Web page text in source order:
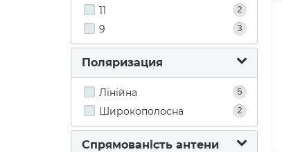
11 2
9 3
Поляризация
Лінійна 5
Широкополосна 2
Спрямованість антени